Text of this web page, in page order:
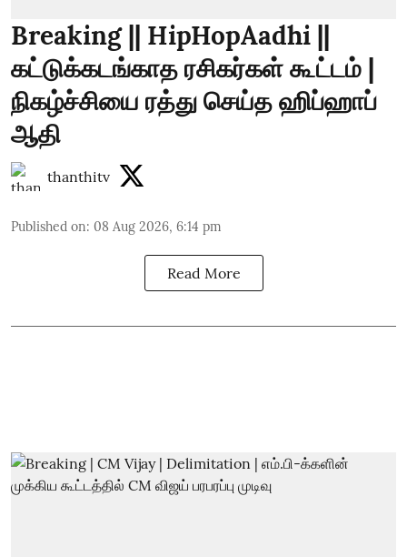
Breaking || HipHopAadhi ||
கட்டுக்கடங்காத ரசிகர்கள் கூட்டம் |
நிகழ்ச்சியை ரத்து செய்த ஹிப்ஹாப்
ஆதி
thanthitv
Published on: 08 Aug 2026, 6:14 pm
Read More